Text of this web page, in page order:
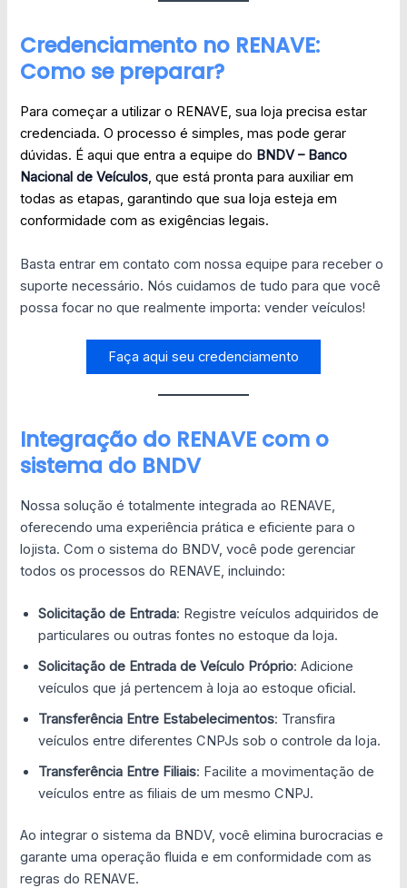
Credenciamento no RENAVE:
Como se preparar?
Para começar a utilizar o RENAVE, sua loja precisa estar
credenciada. O processo é simples, mas pode gerar
dúvidas. É aqui que entra a equipe do BNDV – Banco
Nacional de Veículos, que está pronta para auxiliar em
todas as etapas, garantindo que sua loja esteja em
conformidade com as exigências legais.
Basta entrar em contato com nossa equipe para receber o
suporte necessário. Nós cuidamos de tudo para que você
possa focar no que realmente importa: vender veículos!
Faça aqui seu credenciamento
Integração do RENAVE com o
sistema do BNDV
Nossa solução é totalmente integrada ao RENAVE,
oferecendo uma experiência prática e eficiente para o
lojista. Com o sistema do BNDV, você pode gerenciar
todos os processos do RENAVE, incluindo:
Solicitação de Entrada: Registre veículos adquiridos de
particulares ou outras fontes no estoque da loja.
Solicitação de Entrada de Veículo Próprio: Adicione
veículos que já pertencem à loja ao estoque oficial.
Transferência Entre Estabelecimentos: Transfira
veículos entre diferentes CNPJs sob o controle da loja.
Transferência Entre Filiais: Facilite a movimentação de
veículos entre as filiais de um mesmo CNPJ.
Ao integrar o sistema da BNDV, você elimina burocracias e
garante uma operação fluida e em conformidade com as
regras do RENAVE.